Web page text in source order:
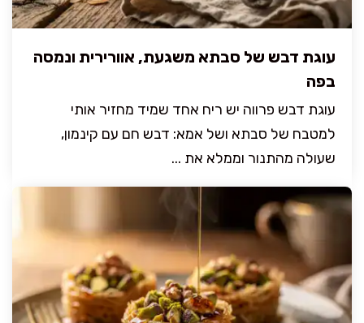
עוגת דבש של סבתא משגעת, אוורירית ונמסה
בפה
עוגת דבש פרווה יש ריח אחד שמיד מחזיר אותי
למטבח של סבתא ושל אמא: דבש חם עם קינמון,
שעולה מהתנור וממלא את ...